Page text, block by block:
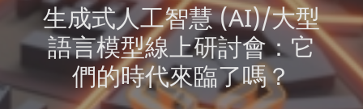
生成式人工智慧 (AI)/大型
語言模型線上研討會：它
們的時代來臨了嗎？